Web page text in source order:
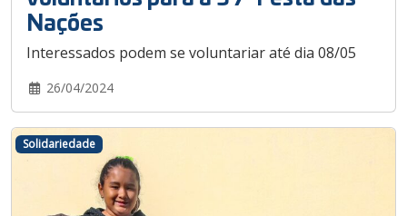
Nações
Interessados podem se voluntariar até dia 08/05
26/04/2024
Solidariedade